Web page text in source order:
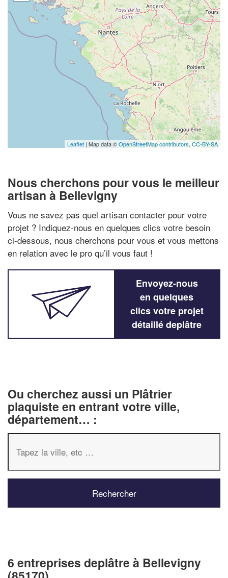
Leaflet | Map data ©OpenStreetMap contributors, CC-BY-SA
Nous cherchons pour vous le meilleur
artisan à Bellevigny
Vous ne savez pas quel artisan contacter pour votre
projet ? Indiquez-nous en quelques clics votre besoin
ci-dessous, nous cherchons pour vous et vous mettons
en relation avec le pro qu’il vous faut !
Envoyez-nous
en quelques
clics votre projet
détaillé deplâtre
Ou cherchez aussi un Plâtrier
plaquiste en entrant votre ville,
département… :
6 entreprises deplâtre à Bellevigny